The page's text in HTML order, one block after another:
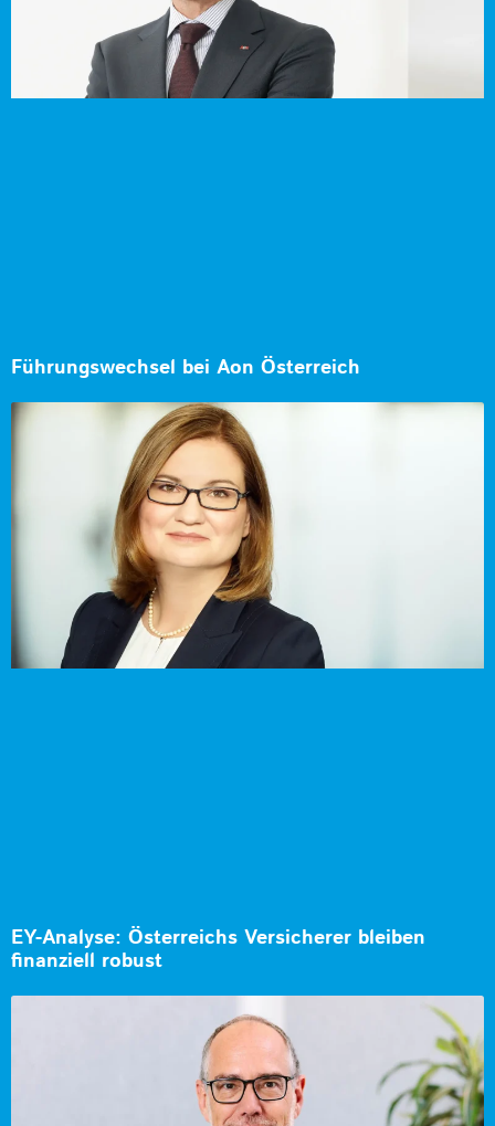
Führungswechsel bei Aon Österreich
EY-Analyse: Österreichs Versicherer bleiben
finanziell robust